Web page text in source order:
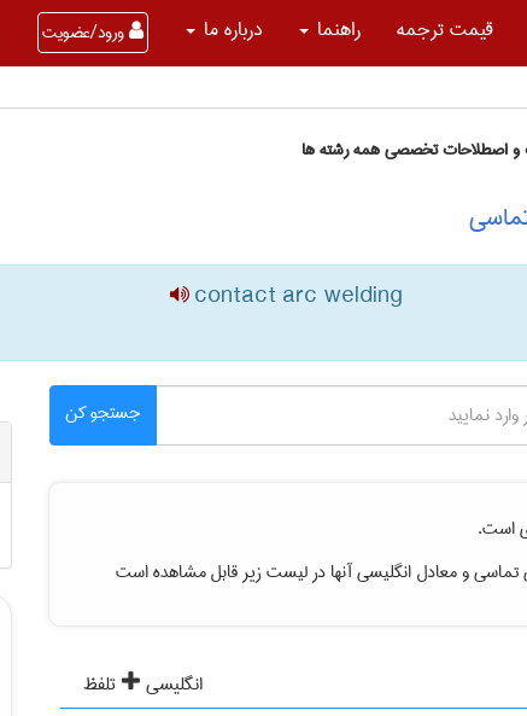
قیمت ترجمه راهنما درباره ما ورود/عضویت
و اصطلاحات تخصصی همه رشته ها
contact arc welding
جستجو کن
است.
تماسیو معادل انگلیسی آنها در لیست زیر قابل مشاهده است
انگلیسی
تلفظ